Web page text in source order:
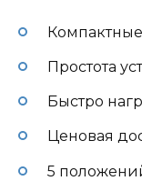
Простота
Быстро
Ценовая
5